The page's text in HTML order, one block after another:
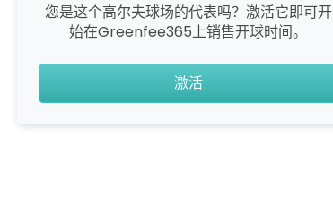
您是这个高尔夫球场的代表吗？激活它即可开
始在Greenfee365上销售开球时间。
激活